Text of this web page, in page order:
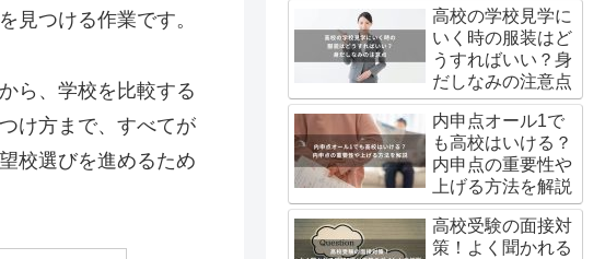
見つける作業です。
ら、学校を比較する
け方まで、すべてが
校選びを進めるため
高校の学校見学に
いく時の服装はど
うすればいい？身
だしなみの注意点
内申点オール1で
も高校はいける？
内申点の重要性や
上げる方法を解説
高校受験の面接対
策！よく聞かれる